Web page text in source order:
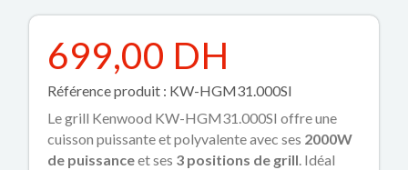
699,00 DH
Référence produit : KW-HGM31.000SI
Le grill Kenwood KW-HGM31.000SI offre une
cuisson puissante et polyvalente avec ses 2000W
de puissanceet ses 3 positions de grill. Idéal